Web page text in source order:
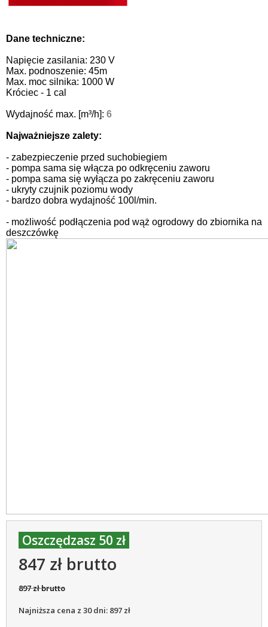
Dane techniczne:
Napięcie zasilania: 230 V
Max. podnoszenie: 45m
Max. moc silnika: 1000 W
Króciec - 1 cal
Wydajność max. [m³/h]: 6
Najważniejsze zalety:
- zabezpieczenie przed suchobiegiem
- pompa sama się włącza po odkręceniu zaworu
- pompa sama się wyłącza po zakręceniu zaworu
- ukryty czujnik poziomu wody
- bardzo dobra wydajność 100l/min.
- możliwość podłączenia pod wąż ogrodowy do zbiornika na
deszczówkę
Oszczędzasz 50 zł
847 zł brutto
897 zł brutto
Najniższa cena z 30 dni: 897 zł